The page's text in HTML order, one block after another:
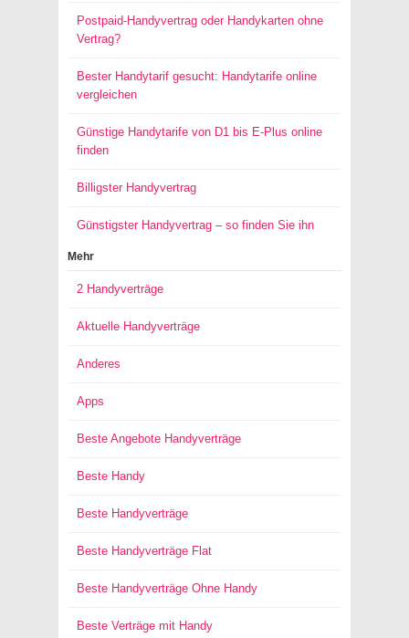
Postpaid-Handyvertrag oder Handykarten ohne
Vertrag?
Bester Handytarif gesucht: Handytarife online
vergleichen
Günstige Handytarife von D1 bis E-Plus online
finden
Billigster Handyvertrag
Günstigster Handyvertrag – so finden Sie ihn
Mehr
2 Handyverträge
Aktuelle Handyverträge
Anderes
Apps
Beste Angebote Handyverträge
Beste Handy
Beste Handyverträge
Beste Handyverträge Flat
Beste Handyverträge Ohne Handy
Beste Verträge mit Handy